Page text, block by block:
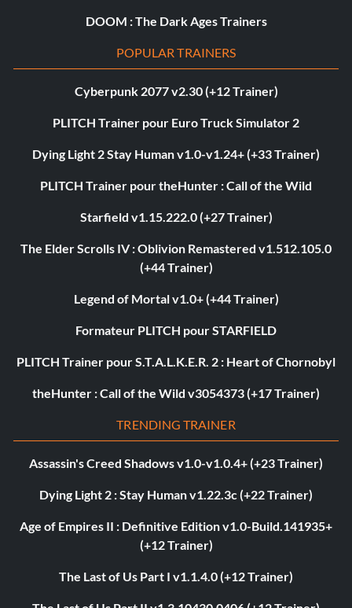
DOOM : The Dark Ages Trainers
POPULAR TRAINERS
Cyberpunk 2077 v2.30 (+12 Trainer)
PLITCH Trainer pour Euro Truck Simulator 2
Dying Light 2 Stay Human v1.0-v1.24+ (+33 Trainer)
PLITCH Trainer pour theHunter : Call of the Wild
Starfield v1.15.222.0 (+27 Trainer)
The Elder Scrolls IV : Oblivion Remastered v1.512.105.0
(+44 Trainer)
Legend of Mortal v1.0+ (+44 Trainer)
Formateur PLITCH pour STARFIELD
PLITCH Trainer pour S.T.A.L.K.E.R. 2 : Heart of Chornobyl
theHunter : Call of the Wild v3054373 (+17 Trainer)
TRENDING TRAINER
Assassin's Creed Shadows v1.0-v1.0.4+ (+23 Trainer)
Dying Light 2 : Stay Human v1.22.3c (+22 Trainer)
Age of Empires II : Definitive Edition v1.0-Build.141935+
(+12 Trainer)
The Last of Us Part I v1.1.4.0 (+12 Trainer)